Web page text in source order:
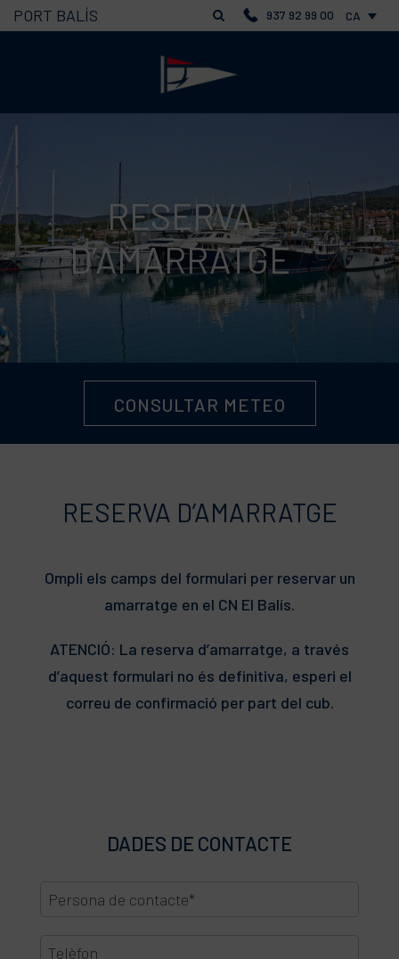
PORT BALÍS 937 92 99 00 CA
RESERVA
D’AMARRATGE
CONSULTAR METEO
RESERVA D’AMARRATGE
Ompli els camps del formulari per reservar un
amarratge en el CN El Balís.
ATENCIÓ: La reserva d’amarratge, a través
d’aquest formulari no és definitiva, esperi el
correu de confirmació per part del cub.
DADES DE CONTACTE